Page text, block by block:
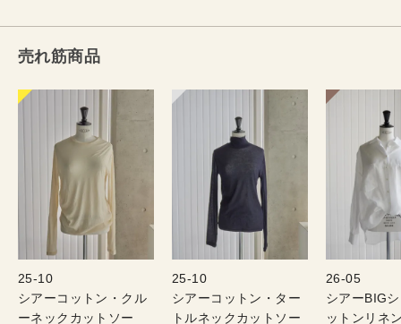
売れ筋商品
25-10
シアーコットン・クル
ーネックカットソー
25-10
シアーコットン・ター
トルネックカットソー
26-05
シアーBIG
ットンリネ